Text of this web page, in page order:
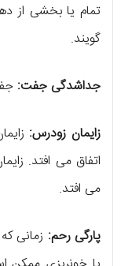
تمام یا بخشی از
گویند.
جداشدگی جفت:
زایمان زودرس:
اتفاق می افتد.
می افتد.
پارگی رحم: زمانی